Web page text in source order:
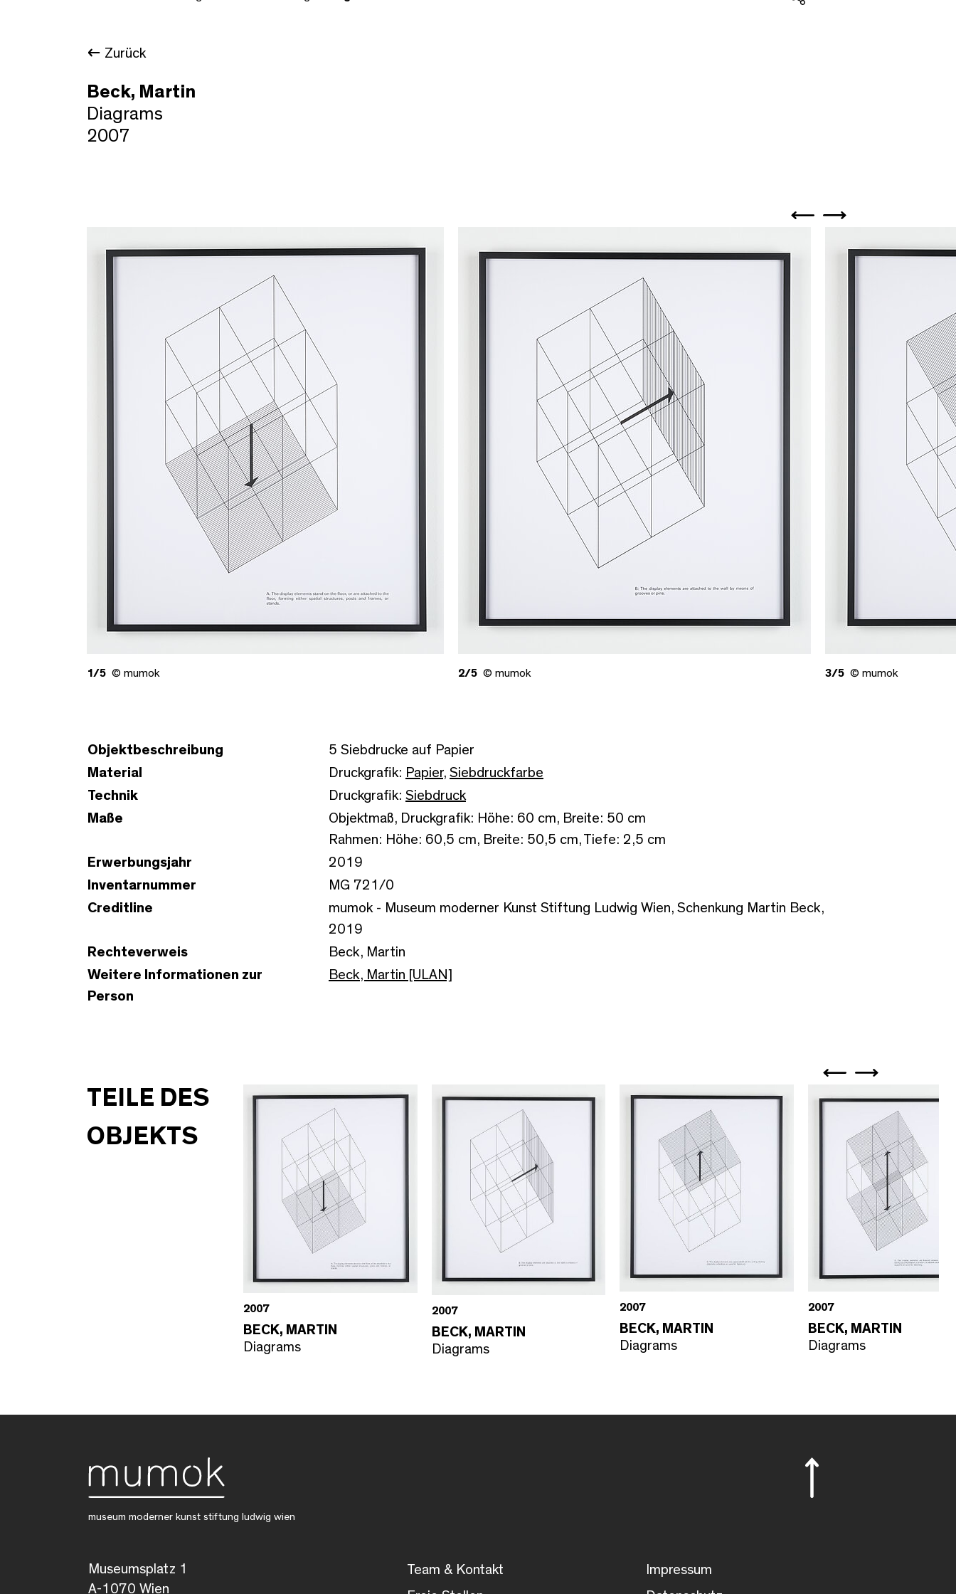
Zurück
Beck, Martin
Diagrams
2007
1/5 © mumok 2/5 © mumok 3/5 © mumok
Objektbeschreibung
5 Siebdrucke auf Papier
Material
Druckgrafik: Papier, Siebdruckfarbe
Technik
Druckgrafik: Siebdruck
Maße
Objektmaß, Druckgrafik: Höhe: 60 cm, Breite: 50 cm
Rahmen: Höhe: 60,5 cm, Breite: 50,5 cm, Tiefe: 2,5 cm
Erwerbungsjahr
2019
Inventarnummer
MG 721/0
Creditline
mumok - Museum moderner Kunst Stiftung Ludwig Wien, Schenkung Martin Beck,
2019
Rechteverweis
Beck, Martin
Weitere Informationen zur
Person
Beck, Martin [ULAN]
TEILE DES
OBJEKTS
2007
BECK, MARTIN
Diagrams
2007
BECK, MARTIN
Diagrams
2007
BECK, MARTIN
Diagrams
2007
BECK, MARTIN
Diagrams
museum moderner kunst stiftung ludwig wien
Museumsplatz 1
A-1070 Wien
Team & Kontakt
Impressum